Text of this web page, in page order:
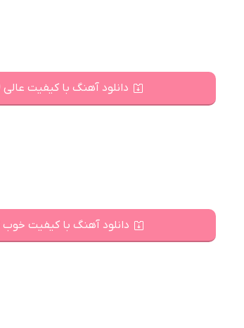
دانلود آهنگ با کیفیت عالی 320
دانلود آهنگ با کیفیت خوب 128